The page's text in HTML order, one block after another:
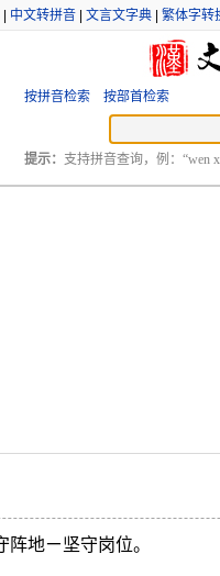
中文转拼音 文言文字典 繁体字转
按拼音检索 按部首检索
提示： 支持拼音查询，例：“wen
地ㄧ坚守岗位。